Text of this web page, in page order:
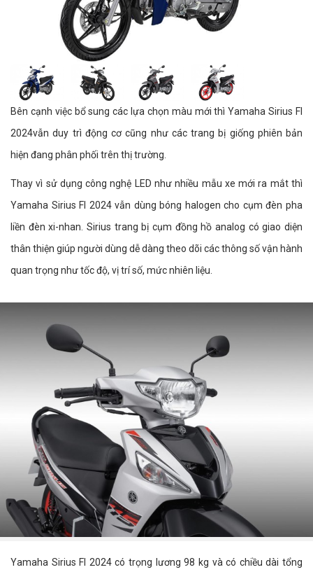
Bên cạnh việc bổ sung các lựa chọn màu mới thì Yamaha Sirius FI
2024vẫn duy trì động cơ cũng như các trang bị giống phiên bản
hiện đang phân phối trên thị trường.
Thay vì sử dụng công nghệ LED như nhiều mẫu xe mới ra mắt thì
Yamaha Sirius FI 2024 vẫn dùng bóng halogen cho cụm đèn pha
liền đèn xi-nhan. Sirius trang bị cụm đồng hồ analog có giao diện
thân thiện giúp người dùng dễ dàng theo dõi các thông số vận hành
quan trọng như tốc độ, vị trí số, mức nhiên liệu.
Yamaha Sirius FI 2024 có trọng lương 98 kg và có chiều dài tổng